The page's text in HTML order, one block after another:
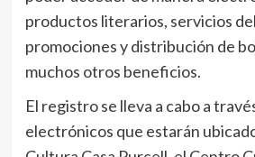
productos literarios, servicios
promociones y distribución de
muchos otros beneficios.
El registro se lleva a cabo a
electrónicos que estarán